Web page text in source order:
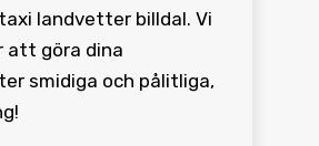
landvetter billdal. Vi
att göra dina
smidiga och pålitliga,